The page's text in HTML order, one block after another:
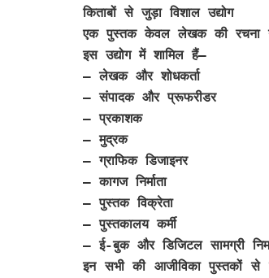
किताबों से जुड़ा विशाल उद्योग
एक पुस्तक केवल लेखक की रचना
इस उद्योग में शामिल हैं—
– लेखक और शोधकर्ता
– संपादक और प्रूफरीडर
– प्रकाशक
– मुद्रक
– ग्राफिक डिजाइनर
– कागज निर्माता
– पुस्तक विक्रेता
– पुस्तकालय कर्मी
– ई-बुक और डिजिटल सामग्री
इन सभी की आजीविका पुस्तकों